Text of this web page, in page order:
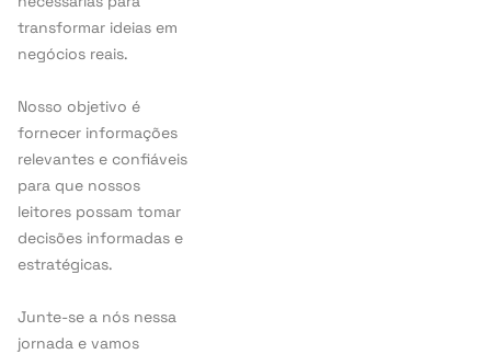
transformar ideias em
negócios reais.
Nosso objetivo é
fornecer informações
relevantes e confiáveis
para que nossos
leitores possam tomar
decisões informadas e
estratégicas.
Junte-se a nós nessa
jornada e vamos